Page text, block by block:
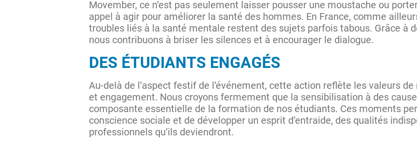
Movember, ce n’est pas seulement laisser pousser une moustache ou
appel à agir pour améliorer la santé des hommes. En France, comme
troubles liés à la santé mentale restent des sujets parfois tabous. Grâce à
nous contribuons à briser les silences et à encourager le dialogue.
DES ÉTUDIANTS ENGAGÉS
Au-delà de l’aspect festif de l’événement, cette action reflète les valeurs
et engagement. Nous croyons fermement que la sensibilisation à des
composante essentielle de la formation de nos étudiants. Ces moments
conscience sociale et de développer un esprit d’entraide, des qualités
professionnels qu’ils deviendront.